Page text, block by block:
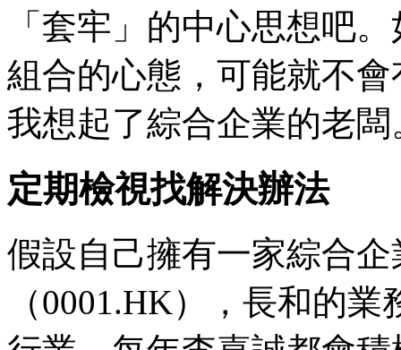
「套牢」的中心思想吧
組合的心態，可能就不
我想起了綜合企業的老闆
定期檢視找解決辦法
假設自己擁有一家綜合
（0001.HK），長和的